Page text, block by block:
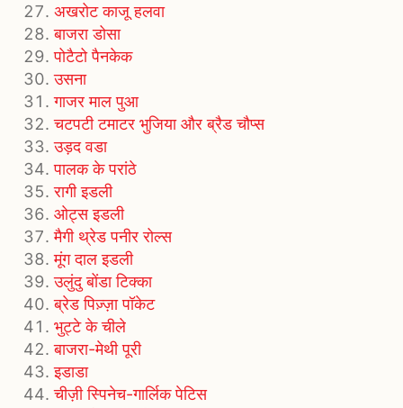
अखरोट काजू हलवा
बाजरा डोसा
पोटैटो पैनकेक
उसना
गाजर माल पुआ
चटपटी टमाटर भुजिया और ब्रैड चौप्स
उड़द वडा
पालक के परांठे
रागी इडली
ओट्स इडली
मैगी थ्रेड पनीर रोल्स
मूंग दाल इडली
उलुंदु बोंडा टिक्का
ब्रेड पिज़्ज़ा पॉकेट
भुट्टे के चीले
बाजरा-मेथी पूरी
इडाडा
चीज़ी स्पिनेच-गार्लिक पेटिस